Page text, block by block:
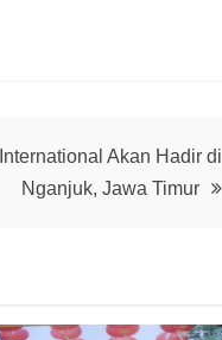
Akan Hadir di
Nganjuk, Jawa Timur